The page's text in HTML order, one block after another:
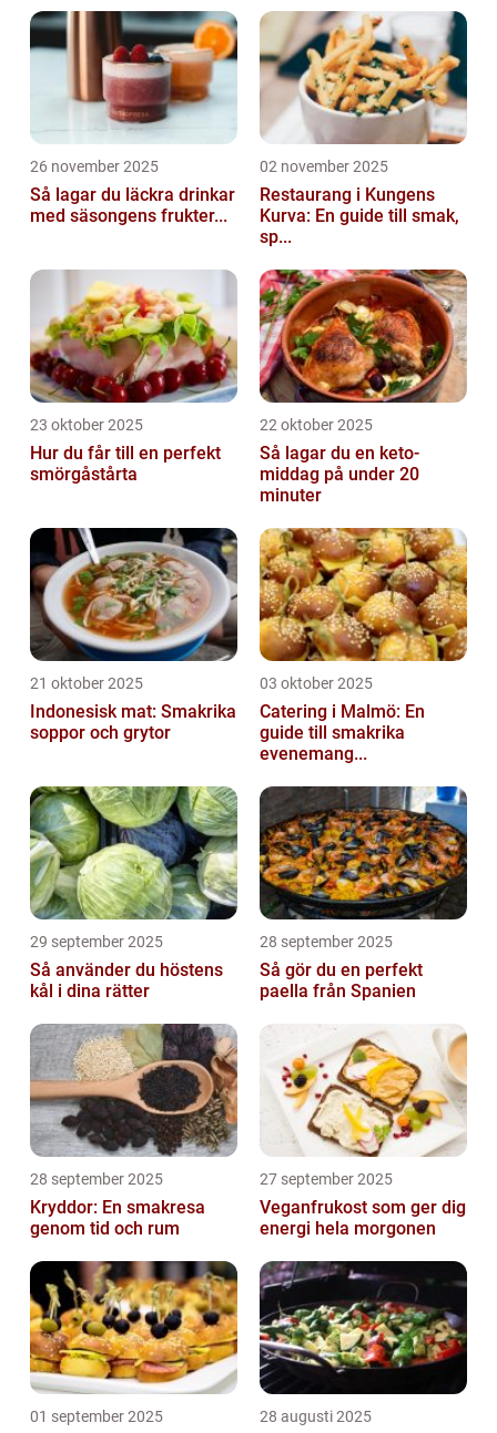
26 november 2025
Så lagar du läckra drinkar
med säsongens frukter...
02 november 2025
Restaurang i Kungens
Kurva: En guide till smak,
sp...
23 oktober 2025
Hur du får till en perfekt
smörgåstårta
22 oktober 2025
Så lagar du en keto-
middag på under 20
minuter
21 oktober 2025
Indonesisk mat: Smakrika
soppor och grytor
03 oktober 2025
Catering i Malmö: En
guide till smakrika
evenemang...
29 september 2025
Så använder du höstens
kål i dina rätter
28 september 2025
Så gör du en perfekt
paella från Spanien
28 september 2025
Kryddor: En smakresa
genom tid och rum
27 september 2025
Veganfrukost som ger dig
energi hela morgonen
01 september 2025 28 augusti 2025